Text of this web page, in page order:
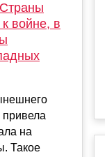
войне, в
привела
на
Такое